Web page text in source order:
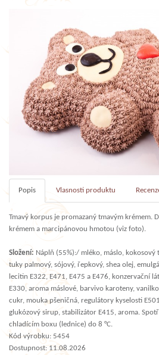
Popis Vlasnosti produktu
Tmavý korpus je promazaný tmavým krémem.
krémem a marcipánovou hmotou (viz foto).
Složení: Náplň (55%):/ mléko, máslo, kokosový
tuky palmový, sójový, řepkový, shea olej,
lecitin E322, E471, E475 a E476, konzervační
E330, aroma máslové, barvivo karoteny,
cukr, mouka pšeničná, regulátory kyselosti
glukózový sirup, stabilizátor E415, aroma.
chladícím boxu (lednice) do 8 °C.
Kód výrobku: 5454
Dostupnost: 11.08.2026